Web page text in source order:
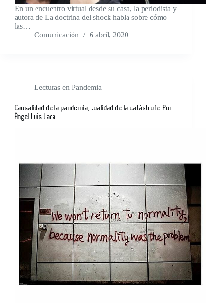
En un encuentro virtual desde su casa, la periodista y
autora de La doctrina del shock habla sobre cómo
las…
Comunicación
6 abril, 2020
Lecturas en Pandemia
Causalidad de la pandemia, cualidad de la catástrofe. Por
Ángel Luis Lara